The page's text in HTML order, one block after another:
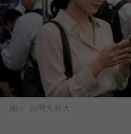
圖／ 台灣大哥大